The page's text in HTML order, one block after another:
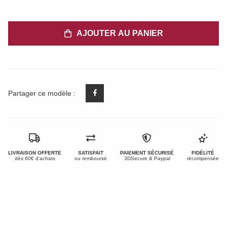
AJOUTER AU PANIER
Partager ce modèle :
LIVRAISON OFFERTE
dès 60€ d'achats
SATISFAIT
ou remboursé
PAIEMENT SÉCURISÉ
3DSecure & Paypal
FIDÉLITÉ
récompensée